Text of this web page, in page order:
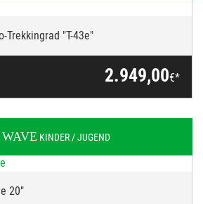
Trekkingrad "T-43e"
2.949,00€*
KINDER / JUGEND
20"